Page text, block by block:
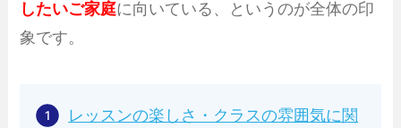
したいご家庭に向いている、というのが全体の印
象です。
レッスンの楽しさ・クラスの雰囲気に関